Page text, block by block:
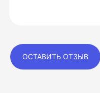
ОСТАВИТЬ ОТЗЫВ